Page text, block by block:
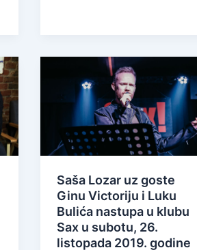
Saša Lozar uz goste
Ginu Victoriju i Luku
Bulića nastupa u klubu
Sax u subotu, 26.
listopada 2019. godine